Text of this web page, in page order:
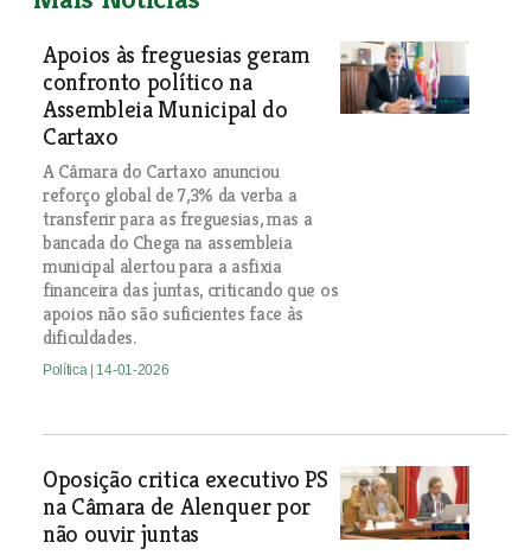
Apoios às freguesias geram
confronto político na
Assembleia Municipal do
Cartaxo
A Câmara do Cartaxo anunciou
reforço global de 7,3% da verba a
transferir para as freguesias, mas a
bancada do Chega na assembleia
municipal alertou para a asfixia
financeira das juntas, criticando que os
apoios não são suficientes face às
dificuldades.
Política | 14-01-2026
Oposição critica executivo PS
na Câmara de Alenquer por
não ouvir juntas